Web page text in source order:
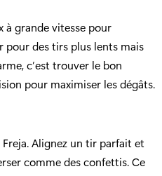
à grande vitesse pour
pour des tirs plus lents mais
c’est trouver le bon
pour maximiser les dégâts.
Alignez un tir parfait et
comme des confettis. Ce